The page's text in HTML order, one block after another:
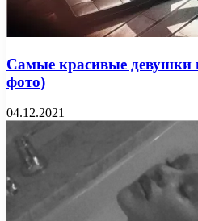
Самые красивые девушки
фото)
04.12.2021